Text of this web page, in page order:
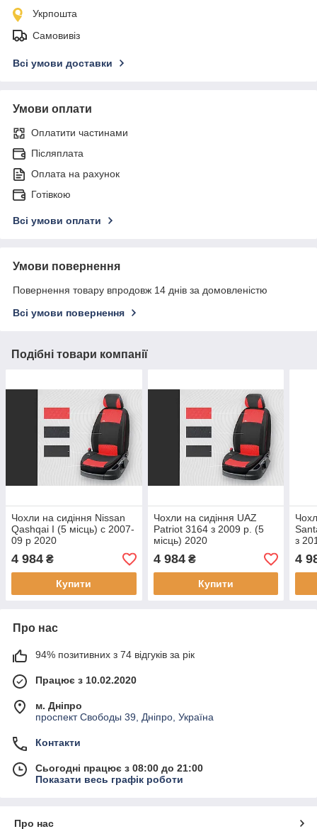
Укрпошта
Самовивіз
Всі умови доставки
Умови оплати
Оплатити частинами
Післяплата
Оплата на рахунок
Готівкою
Всі умови оплати
Умови повернення
Повернення товару впродовж 14 днів за домовленістю
Всі умови повернення
Подібні товари компанії
Чохли на сидіння Nissan
Qashqai I (5 місць) c 2007-
09 р 2020
4 984 ₴
Купити
Чохли на сидіння UAZ
Patriot 3164 з 2009 р. (5
місць) 2020
4 984₴
Купити
з
4
Про нас
94% позитивних з 74 відгуків за рік
Працює з 10.02.2020
м. Дніпро
проспект Свободы 39, Дніпро, Україна
Контакти
Сьогодні працює з 08:00 до 21:00
Показати весь графік роботи
Про нас